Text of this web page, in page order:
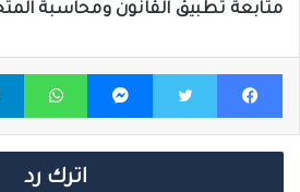
متابعة تطبيق القانون ومحاسبة
فيسبوك تويتر ماسنجر واتساب
اترك رد